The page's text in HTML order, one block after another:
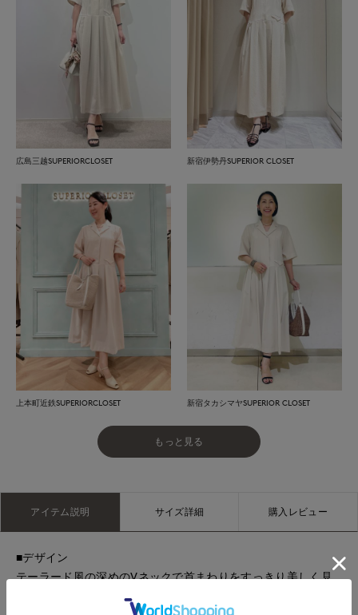
広島三越SUPERIORCLOSET 新宿伊勢丹SUPERIOR CLOSET
上本町近鉄SUPERIORCLOSET 新宿タカシマヤSUPERIOR CLOSET
もっと見る
アイテム説明 サイズ詳細 購入レビュー
■デザイン
テーラード風の深めのVネックで首まわりをすっきり美しく見
せるデザイン。ボトムラインはランダムタックでたっぷり分量